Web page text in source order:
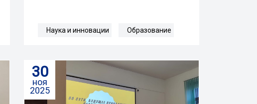
Наука и инновации Образование
30
ноя
2025